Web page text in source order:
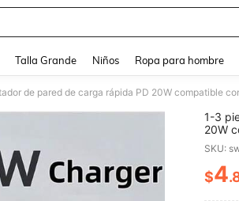
Talla Grande Niños Ropa para hombre
1-3
20W
Pro/
21/
SKU:
$4